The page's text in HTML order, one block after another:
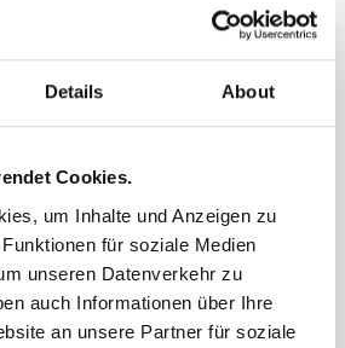
Details About
Cookies.
um Inhalte und Anzeigen zu
für soziale Medien
unseren Datenverkehr zu
auch Informationen über Ihre
an unsere Partner für soziale